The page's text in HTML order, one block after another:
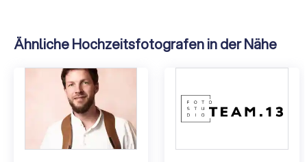
Ähnliche Hochzeitsfotografen in der Nähe